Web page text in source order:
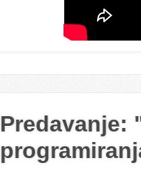
Predavanje: